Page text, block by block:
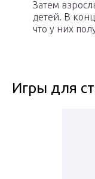
Затем
детей. В
что у них
Игры для